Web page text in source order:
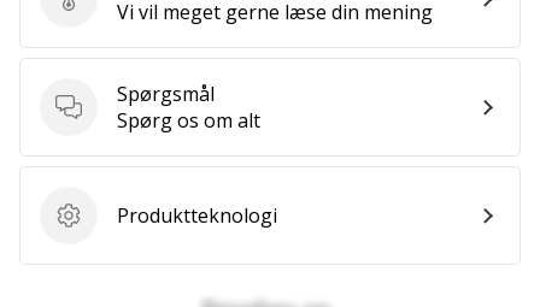
Send produktanmeldelse
Vi vil meget gerne læse din mening
Spørgsmål
Spørgsmål
Spørg os om alt
Produktteknologi
Produktteknologi